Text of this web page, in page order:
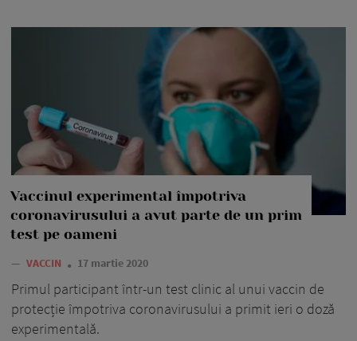
Vaccinul experimental împotriva
coronavirusului a avut parte de un prim
test pe oameni
— VACCIN 17 martie 2020
Primul participant într-un test clinic al unui vaccin de
protecție împotriva coronavirusului a primit ieri o doză
experimentală.